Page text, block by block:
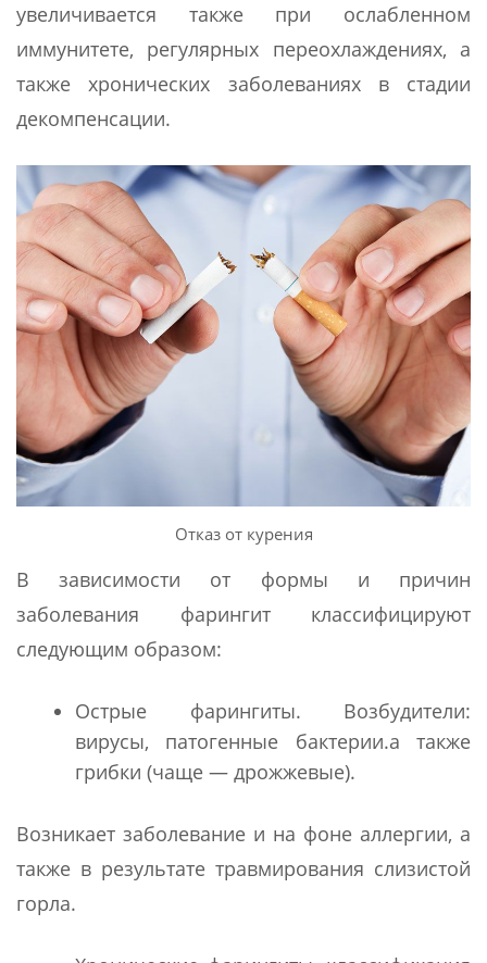
увеличивается также при ослабленном
иммунитете, регулярных переохлаждениях, а
также хронических заболеваниях в стадии
декомпенсации.
Отказ от курения
В зависимости от формы и причин
заболевания фарингит классифицируют
следующим образом:
Острые фарингиты. Возбудители:
вирусы, патогенные бактерии.а также
грибки (чаще — дрожжевые).
Возникает заболевание и на фоне аллергии, а
также в результате травмирования слизистой
горла.